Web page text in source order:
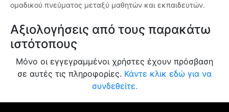
ομαδικού πνεύματος μεταξύ μαθητών και εκπαιδευτών.
Αξιολογήσεις από τους παρακάτω
ιστότοπους
Μόνο οι εγγεγραμμένοι χρήστες έχουν πρόσβαση
σε αυτές τις πληροφορίες. Κάντε κλικ εδώ για να
συνδεθείτε.